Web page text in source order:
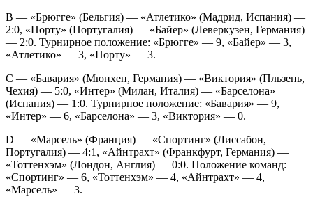
В — «Брюгге» (Бельгия) — «Атлетико» (Мадрид, Испания) —
2:0, «Порту» (Португалия) — «Байер» (Леверкузен, Германия)
— 2:0. Турнирное положение: «Брюгге» — 9, «Байер» — 3,
«Атлетико» — 3, «Порту» — 3.
С — «Бавария» (Мюнхен, Германия) — «Виктория» (Пльзень,
Чехия) — 5:0, «Интер» (Милан, Италия) — «Барселона»
(Испания) — 1:0. Турнирное положение: «Бавария» — 9,
«Интер» — 6, «Барселона» — 3, «Виктория» — 0.
D — «Марсель» (Франция) — «Спортинг» (Лиссабон,
Португалия) — 4:1, «Айнтрахт» (Франкфурт, Германия) —
«Тоттенхэм» (Лондон, Англия) — 0:0. Положение команд:
«Спортинг» — 6, «Тоттенхэм» — 4, «Айнтрахт» — 4,
«Марсель» — 3.